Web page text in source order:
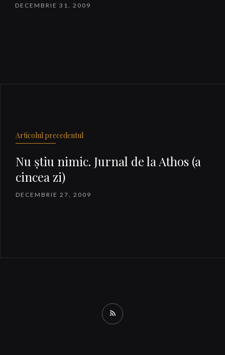
DECEMBRIE 31, 2009
Articolul precedentul
Nu ştiu nimic. Jurnal de la Athos (a
cincea zi)
DECEMBRIE 27, 2009
RSS